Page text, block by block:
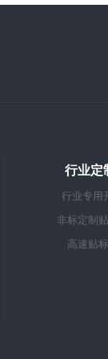
行业定
行业专用
非标定制
高速贴